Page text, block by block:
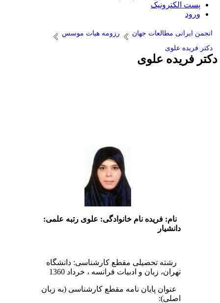
پست الکترونیک
ورود
انجمن ایرانی مطالعات جهان
رزومه هیات موسس
دکتر فریده علوی
فریده علوی
نام: فریده نام خانوادگی:علویرتبه علمی:
دانشیار
رشته تحصیلی مقطع کارشناسی: دانشگاه
تهران، زبان و ادبیات فرانسه ، خرداد 1360
عنوان پایان نامه مقطع کارشناسی (به زبان
اصلی):